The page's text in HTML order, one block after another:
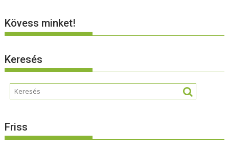
Kövess minket!
Keresés
Friss